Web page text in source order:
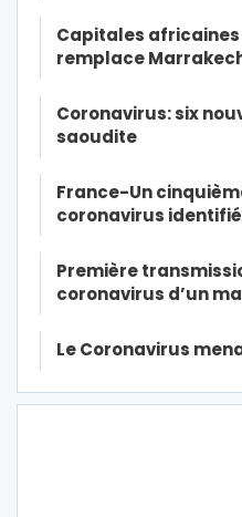
Capitales
remplace
Coronavirus: six
saoudite
France-Un
coronavirus identifié
Première
coronavirus d’un
Le Coronavirus